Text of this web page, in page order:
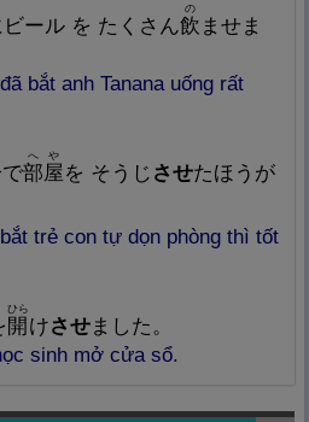
ビール を たくさん飲
の
ませま
bắt anh Tanana uống rất
で部屋
へや
を そうじ させたほうが
trẻ con tự dọn phòng thì tốt
開
ひら
けさせました。
sinh mở cửa sổ.